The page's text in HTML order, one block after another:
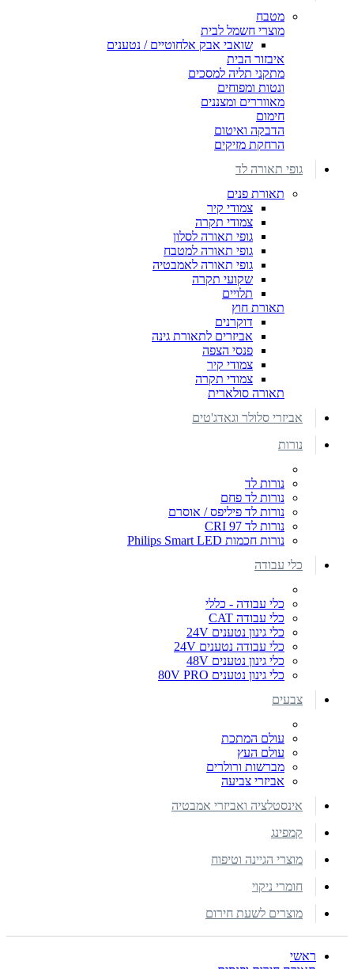
מטבח
מוצרי חשמל לבית
שואבי אבק אלחוטיים / נטענים
איבזור הבית
מתקני תליה למסכים
ונטות ומפוחים
מאווררים ומצננים
חימום
הדבקה ואיטום
הרחקת מזיקים
גופי תאורה לד
תאורת פנים
צמודי קיר
צמודי תקרה
גופי תאורה לסלון
גופי תאורה למטבח
גופי תאורה לאמבטיה
שקועי תקרה
תלויים
תאורת חוץ
דוקרנים
אביזרים לתאורת גינה
פנסי הצפה
צמודי קיר
צמודי תקרה
תאורה סולארית
אביזרי סלולר וגאדג'טים
נורות
נורות לד
נורות לד פחם
נורות לד פיליפס / אוסרם
נורות לד CRI 97
נורות חכמות Philips Smart LED
כלי עבודה
כלי עבודה - כללי
כלי עבודה CAT
כלי גינון נטענים 24V
כלי עבודה נטענים 24V
כלי גינון נטענים 48V
כלי גינון נטענים 80V PRO
צבעים
עולם המתכת
עולם העץ
מברשות ורולרים
אביזרי צביעה
אינסטלציה ואביזרי אמבטיה
קמפינג
מוצרי הגיינה וטיפוח
חומרי ניקוי
מוצרים לשעת חירום
ראשי